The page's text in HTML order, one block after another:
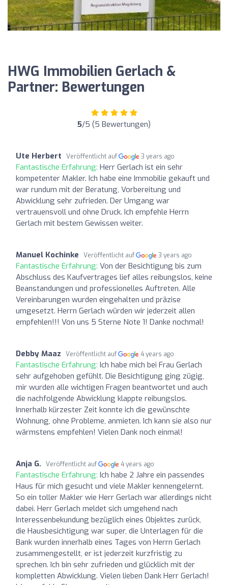
HWG Immobilien Gerlach &
Partner: Bewertungen
5/5 (5 Bewertungen)
Ute Herbert Veröffentlicht auf 3 years ago
Fantastische Erfahrung: Herr Gerlach ist ein sehr
kompetenter Makler. Ich habe eine Immobilie gekauft und
war rundum mit der Beratung, Vorbereitung und
Abwicklung sehr zufrieden. Der Umgang war
vertrauensvoll und ohne Druck. Ich empfehle Herrn
Gerlach mit bestem Gewissen weiter.
Manuel Kochinke Veröffentlicht auf 3 years ago
Fantastische Erfahrung: Von der Besichtigung bis zum
Abschluss des Kaufvertrages lief alles reibungslos, keine
Beanstandungen und professionelles Auftreten. Alle
Vereinbarungen wurden eingehalten und präzise
umgesetzt. Herrn Gerlach würden wir jederzeit allen
empfehlen!!! Von uns 5 Sterne Note 1! Danke nochmal!
Debby Maaz Veröffentlicht auf 4 years ago
Fantastische Erfahrung: Ich habe mich bei Frau Gerlach
sehr aufgehoben gefühlt. Die Besichtigung ging zügig,
mir wurden alle wichtigen Fragen beantwortet und auch
die nachfolgende Abwicklung klappte reibungslos.
Innerhalb kürzester Zeit konnte ich die gewünschte
Wohnung, ohne Probleme, anmieten. Ich kann sie also nur
wärmstens empfehlen! Vielen Dank noch einmal!
Anja G. Veröffentlicht auf 4 years ago
Fantastische Erfahrung: Ich habe 2 Jahre ein passendes
Haus für mich gesucht und viele Makler kennengelernt.
So ein toller Makler wie Herr Gerlach war allerdings nicht
dabei. Herr Gerlach meldet sich umgehend nach
Interessenbekundung bezüglich eines Objektes zurück,
die Hausbesichtigung war super, die Unterlagen für die
Bank wurden innerhalb eines Tages von Herrn Gerlach
zusammengestellt, er ist jederzeit kurzfristig zu
sprechen. Ich bin sehr zufrieden und glücklich mit der
kompletten Abwicklung. Vielen lieben Dank Herr Gerlach!